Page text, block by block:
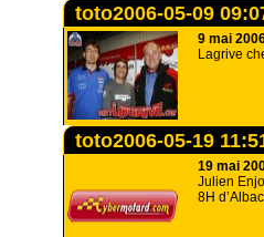
toto2006-05-09
9 mai
Lagrive
toto2006-05-19
19 mai
Julien
8H